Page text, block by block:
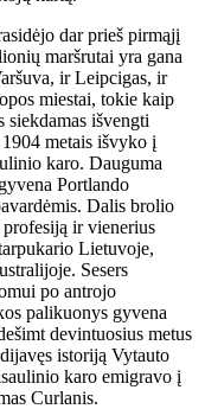
dar prieš pirmąjį
maršrutai yra gana
ir Leipcigas, ir
miestai, tokie kaip
išvengti
metais išvyko į
karo. Dauguma
Portlando
Dalis brolio
ir vienerius
Lietuvoje,
Sesers
po antrojo
palikuonys gyvena
devintuosius metus
istoriją Vytauto
karo emigravo į
Curlanis.